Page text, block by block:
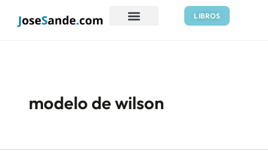
LIBROS
modelo de wilson
de